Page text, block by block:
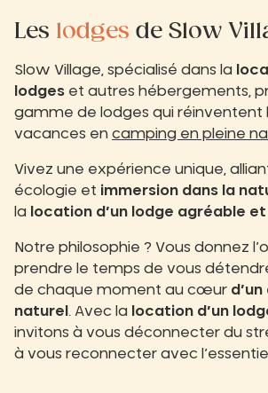
Les lodges de Slow
Slow Village, spécialisé dans la
lodges et autres hébergements,
gamme de lodges qui réinventent
vacances en camping en pleine
Vivez une expérience unique,
écologie et immersion dans la
la
location d’un lodge agréable
Notre philosophie ? Vous donnez
prendre le temps de vous
de chaque moment au cœur
naturel . Avec la location d’un
invitons à vous déconnecter du
à vous reconnecter avec